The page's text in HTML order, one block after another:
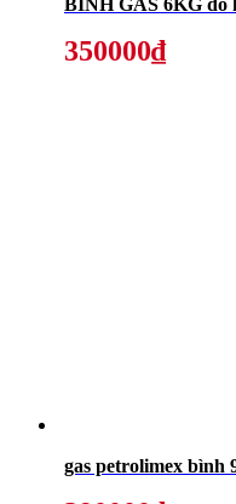
350000₫
gas petrolimex bình